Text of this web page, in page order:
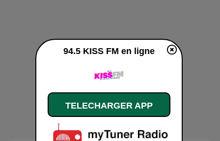
94.5 KISS FM en ligne
TELECHARGER APP